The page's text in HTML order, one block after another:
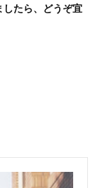
たら、どうぞ宜